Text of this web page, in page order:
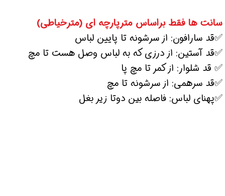
سانت ها فقط براساس مترپارچه ای (مترخیاطی)
✅قد سارافون: از سرشونه تا پایین لباس
✅قد آستین: از درزی که به لباس وصل هست تا مچ
✅ قد شلوار: از کمر تا مچ پا
✅قد سرهمی: از سرشونه تا مچ
✅پهنای لباس: فاصله بین دوتا زیر بغل